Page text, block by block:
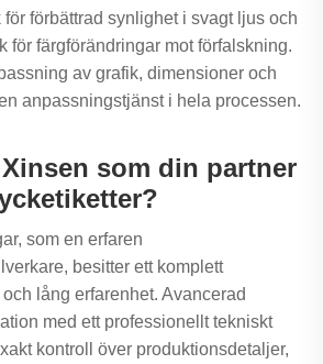
förbättrad synlighet i svagt ljus och
för färgförändringar mot förfalskning.
av grafik, dimensioner och
anpassningstjänst i hela processen.
som din partner
som en erfaren
besitter ett komplett
lång erfarenhet. Avancerad
med ett professionellt tekniskt
kontroll över produktionsdetaljer,